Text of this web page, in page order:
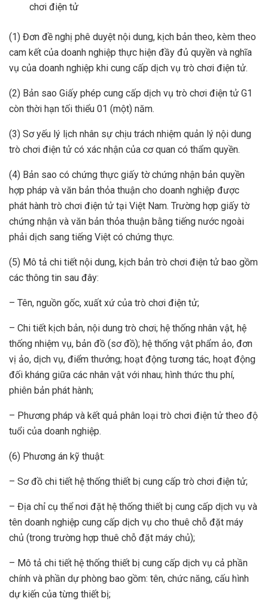
chơi điện tử
(1) Đơn đề nghị phê duyệt nội dung, kịch bản theo, kèm theo
cam kết của doanh nghiệp thực hiện đầy đủ quyền và nghĩa
vụ của doanh nghiệp khi cung cấp dịch vụ trò chơi điện tử.
(2) Bản sao Giấy phép cung cấp dịch vụ trò chơi điện tử G1
còn thời hạn tối thiểu 01 (một) năm.
(3) Sơ yếu lý lịch nhân sự chịu trách nhiệm quản lý nội dung
trò chơi điện tử có xác nhận của cơ quan có thẩm quyền.
(4) Bản sao có chứng thực giấy tờ chứng nhận bản quyền
hợp pháp và văn bản thỏa thuận cho doanh nghiệp được
phát hành trò chơi điện tử tại Việt Nam. Trường hợp giấy tờ
chứng nhận và văn bản thỏa thuận bằng tiếng nước ngoài
phải dịch sang tiếng Việt có chứng thực.
(5) Mô tả chi tiết nội dung, kịch bản trò chơi điện tử bao gồm
các thông tin sau đây:
– Tên, nguồn gốc, xuất xứ của trò chơi điện tử;
– Chi tiết kịch bản, nội dung trò chơi; hệ thống nhân vật, hệ
thống nhiệm vụ, bản đồ (sơ đồ); hệ thống vật phẩm ảo, đơn
vị ảo, dịch vụ, điểm thưởng; hoạt động tương tác, hoạt động
đối kháng giữa các nhân vật với nhau; hình thức thu phí,
phiên bản phát hành;
– Phương pháp và kết quả phân loại trò chơi điện tử theo độ
tuổi của doanh nghiệp.
(6) Phương án kỹ thuật:
– Sơ đồ chi tiết hệ thống thiết bị cung cấp trò chơi điện tử;
– Địa chỉ cụ thể nơi đặt hệ thống thiết bị cung cấp dịch vụ và
tên doanh nghiệp cung cấp dịch vụ cho thuê chỗ đặt máy
chủ (trong trường hợp thuê chỗ đặt máy chủ);
– Mô tả chi tiết hệ thống thiết bị cung cấp dịch vụ cả phần
chính và phần dự phòng bao gồm: tên, chức năng, cấu hình
dự kiến của từng thiết bị;